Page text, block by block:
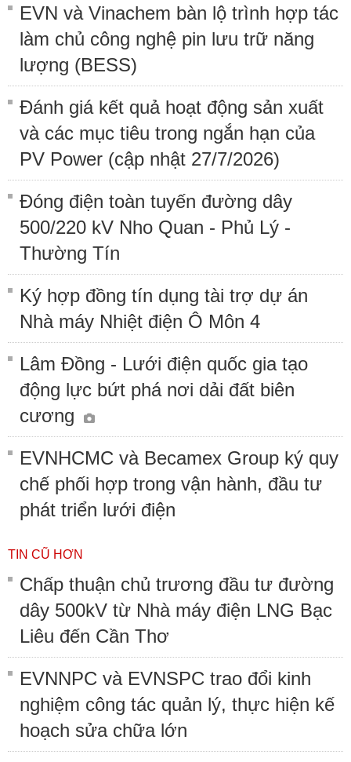
EVN và Vinachem bàn lộ trình hợp tác
làm chủ công nghệ pin lưu trữ năng
lượng (BESS)
Đánh giá kết quả hoạt động sản xuất
và các mục tiêu trong ngắn hạn của
PV Power (cập nhật 27/7/2026)
Đóng điện toàn tuyến đường dây
500/220 kV Nho Quan - Phủ Lý -
Thường Tín
Ký hợp đồng tín dụng tài trợ dự án
Nhà máy Nhiệt điện Ô Môn 4
Lâm Đồng - Lưới điện quốc gia tạo
động lực bứt phá nơi dải đất biên
cương
EVNHCMC và Becamex Group ký quy
chế phối hợp trong vận hành, đầu tư
phát triển lưới điện
TIN CŨ HƠN
Chấp thuận chủ trương đầu tư đường
dây 500kV từ Nhà máy điện LNG Bạc
Liêu đến Cần Thơ
EVNNPC và EVNSPC trao đổi kinh
nghiệm công tác quản lý, thực hiện kế
hoạch sửa chữa lớn